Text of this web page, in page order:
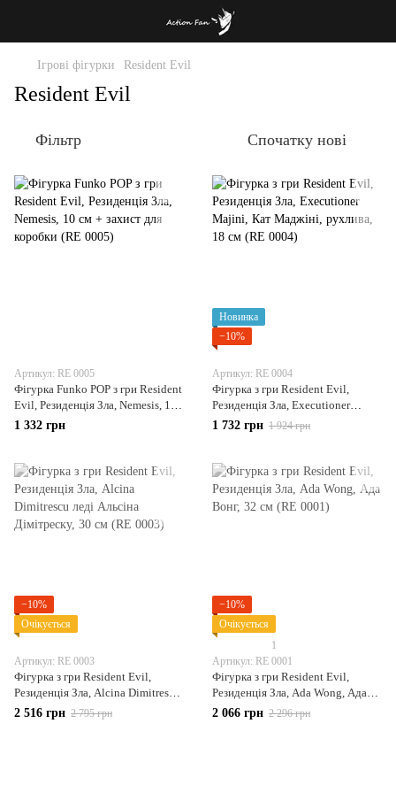
Ігрові фігурки Resident Evil
Resident Evil
Фільтр Спочатку нові
Артикул: RE 0005
Фігурка Funko POP з гри Resident
Evil, Резиденція Зла, Nemesis, 10
см + захист для коробки (RE
1 332 грн
Новинка
−10%
Артикул: RE 0004
Фігурка з гри Resident Evil,
Резиденція Зла, Executioner
Majini, Кат Маджіні, рухлива, 18
1 732 грн 1 924 грн
−10%
Очікується
Артикул: RE 0003
Фігурка з гри Resident Evil,
Резиденція Зла, Alcina Dimitrescu
леді Альсіна Дімітреску, 30 см
2 516 грн 2 795 грн
−10%
Очікується
1
Артикул: RE 0001
Фігурка з гри Resident Evil,
Резиденція Зла, Ada Wong, Ада
Вонг, 32 см (RE 0001)
2 066 грн 2 296 грн